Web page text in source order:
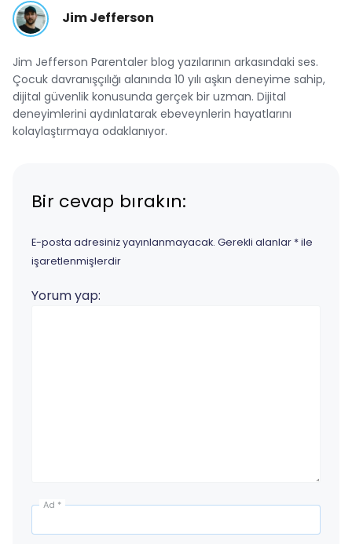
Jim Jefferson
Jim Jefferson Parentaler blog yazılarının arkasındaki ses.
Çocuk davranışçılığı alanında 10 yılı aşkın deneyime sahip,
dijital güvenlik konusunda gerçek bir uzman. Dijital
deneyimlerini aydınlatarak ebeveynlerin hayatlarını
kolaylaştırmaya odaklanıyor.
Bir cevap bırakın:
E-posta adresiniz yayınlanmayacak. Gerekli alanlar *ile
işaretlenmişlerdir
Yorum yap:
Ad *